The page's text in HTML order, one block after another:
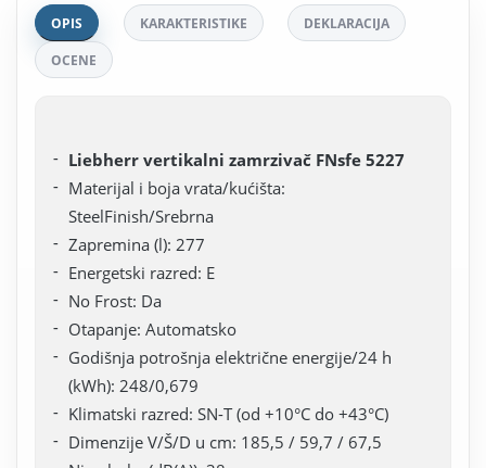
OPIS KARAKTERISTIKE DEKLARACIJA
OCENE
Liebherr vertikalni zamrzivač FNsfe 5227
Materijal i boja vrata/kućišta:
SteelFinish/Srebrna
Zapremina (l): 277
Energetski razred: E
No Frost: Da
Otapanje: Automatsko
Godišnja potrošnja električne energije/24 h
(kWh): 248/0,679
Klimatski razred: SN-T (od +10°C do +43°C)
Dimenzije V/Š/D u cm: 185,5 / 59,7 / 67,5